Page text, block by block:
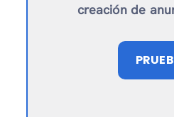
creación de